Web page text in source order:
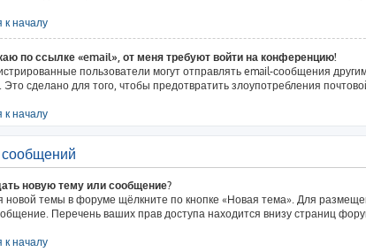
к началу
по ссылке «email», от меня требуют войти на конференцию!
пользователи могут отправлять email-сообщения
Это сделано для того, чтобы предотвратить злоупотребления
к началу
новую тему или сообщение?
новой темы в форуме щёлкните по кнопке «Новая тема». Для
Перечень ваших прав доступа находится внизу страниц
к началу